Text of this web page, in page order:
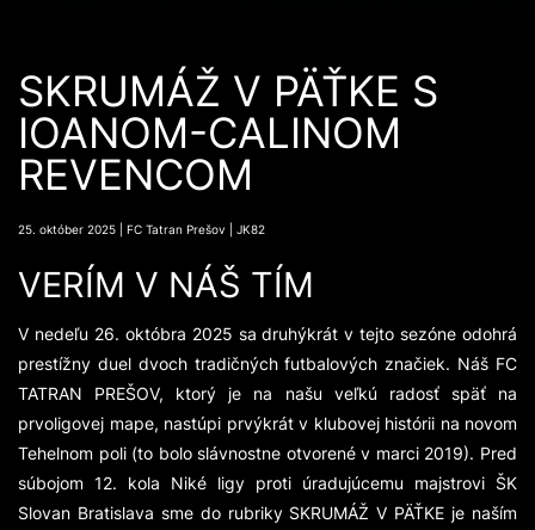
SKRUMÁŽ V PÄŤKE S
IOANOM-CALINOM
REVENCOM
25. október 2025 | FC Tatran Prešov | JK82
VERÍM V NÁŠ TÍM
V nedeľu 26. októbra 2025 sa druhýkrát v tejto sezóne odohrá
prestížny duel dvoch tradičných futbalových značiek. Náš FC
TATRAN PREŠOV, ktorý je na našu veľkú radosť späť na
prvoligovej mape, nastúpi prvýkrát v klubovej histórii na novom
Tehelnom poli (to bolo slávnostne otvorené v marci 2019). Pred
súbojom 12. kola Niké ligy proti úradujúcemu majstrovi ŠK
Slovan Bratislava sme do rubriky SKRUMÁŽ V PÄŤKE je naším